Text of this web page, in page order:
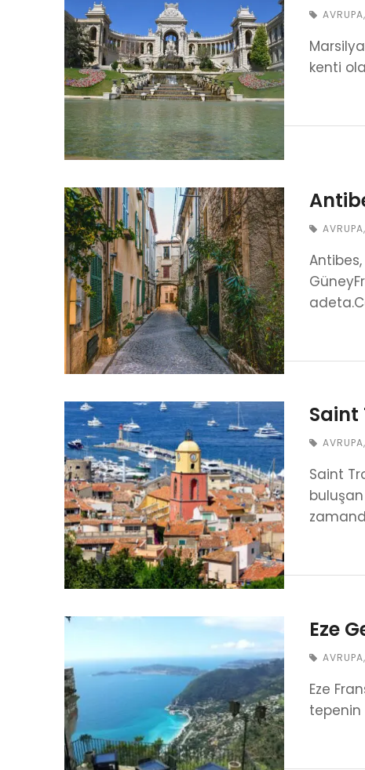
AVRUPA,
kenti
AVRUPA,
Saint
AVRUPA,
Saint
Eze
AVRUPA,
Eze
tepenin